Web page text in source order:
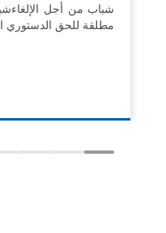
شباب من أجل
مطلقة للحق